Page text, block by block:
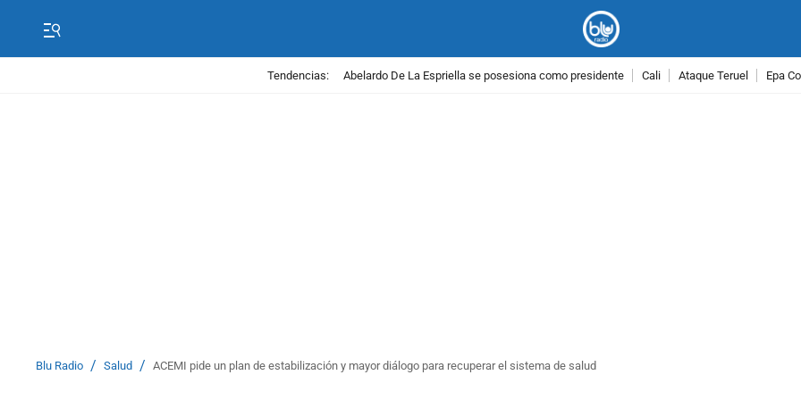
Tendencias: Abelardo De La Espriella se posesiona como presidente Cali Ataque Teruel Epa
Blu Radio / Salud / ACEMI pide un plan de estabilización y mayor diálogo para recuperar el sistema de salud